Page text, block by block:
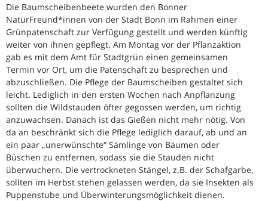
Die Baumscheibenbeete wurden den Bonner
NaturFreund*innen von der Stadt Bonn im Rahmen einer
Grünpatenschaft zur Verfügung gestellt und werden künftig
weiter von ihnen gepflegt. Am Montag vor der Pflanzaktion
gab es mit dem Amt für Stadtgrün einen gemeinsamen
Termin vor Ort, um die Patenschaft zu besprechen und
abzuschließen. Die Pflege der Baumscheiben gestaltet sich
leicht. Lediglich in den ersten Wochen nach Anpflanzung
sollten die Wildstauden öfter gegossen werden, um richtig
anzuwachsen. Danach ist das Gießen nicht mehr nötig. Von
da an beschränkt sich die Pflege lediglich darauf, ab und an
ein paar „unerwünschte“ Sämlinge von Bäumen oder
Büschen zu entfernen, sodass sie die Stauden nicht
überwuchern. Die vertrockneten Stängel, z.B. der Schafgarbe,
sollten im Herbst stehen gelassen werden, da sie Insekten als
Puppenstube und Überwinterungsmöglichkeit dienen.